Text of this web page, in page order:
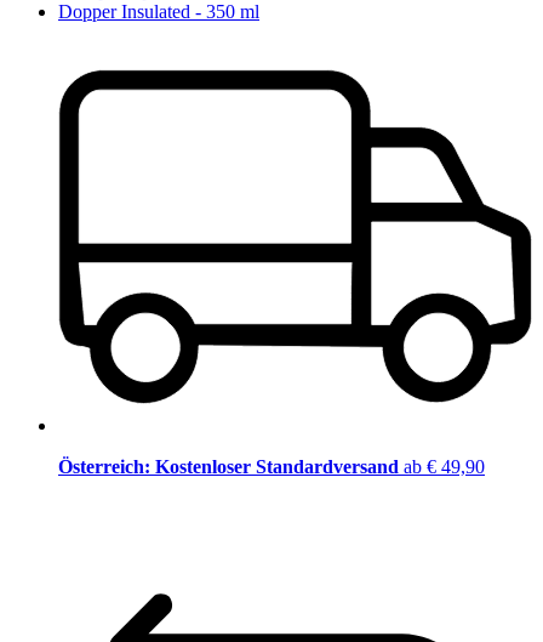
Dopper Insulated - 350 ml
Österreich: Kostenloser Standardversand ab € 49,90